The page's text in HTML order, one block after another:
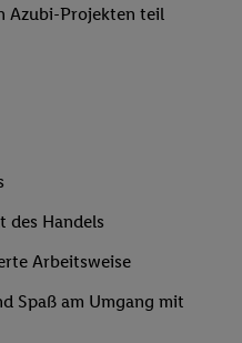
Azubi-Projekten teil
des Handels
Arbeitsweise
Spaß am Umgang mit